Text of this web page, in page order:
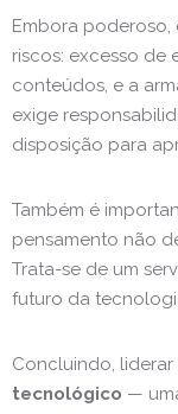
Embora poderoso,
riscos: excesso de
conteúdos, e a
exige
disposição para
Também é
pensamento não
Trata-se de um
futuro da
Concluindo,
tecnológico —